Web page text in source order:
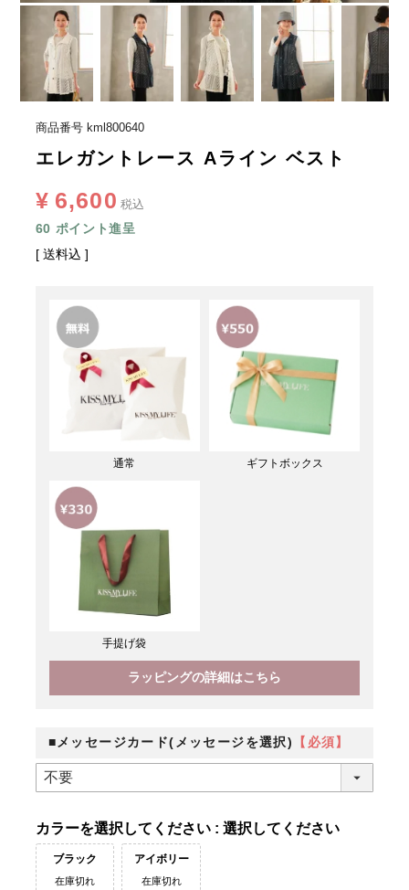
商品番号 kml800640
エレガントレース Aライン ベスト
¥ 6,600 税込
60 ポイント進呈
送料込
通常 ギフトボックス
手提げ袋
ラッピングの詳細はこちら
■メッセージカード(メッセージを選択) 【必須】
カラー 選択してください
ブラック
在庫切れ
アイボリー
在庫切れ